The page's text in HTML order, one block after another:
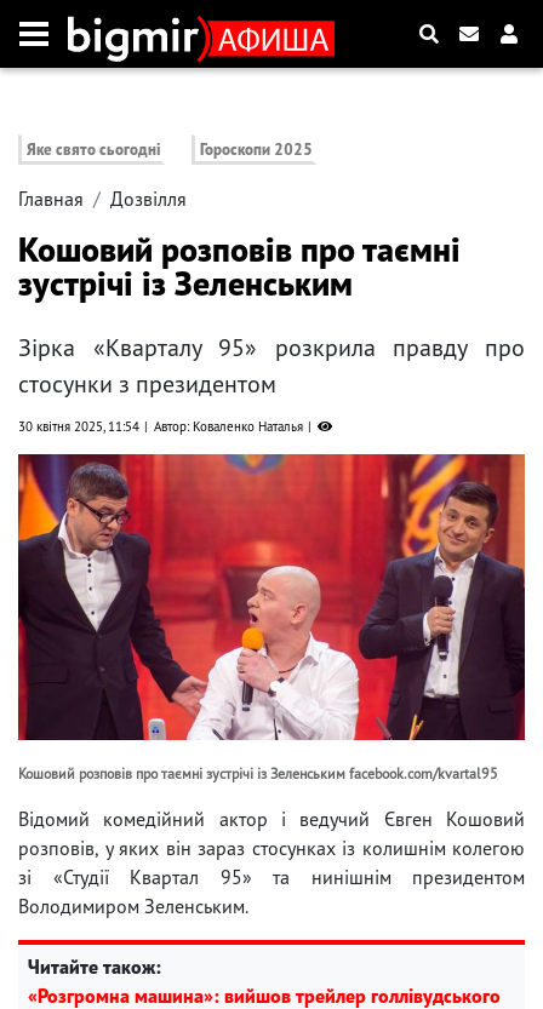
Яке свято сьогодні Гороскопи 2025
Главная Дозвілля
Кошовий розповів про таємні
зустрічі із Зеленським
Зірка «Кварталу 95» розкрила правду про
стосунки з президентом
30 квітня 2025, 11:54 Автор: Коваленко Наталья
Кошовий розповів про таємні зустрічі із Зеленським facebook.com/kvartal95
Відомий комедійний актор і ведучий Євген Кошовий
розповів, у яких він зараз стосунках із колишнім колегою
зі «Студії Квартал 95» та нинішнім президентом
Володимиром Зеленським.
Читайте також:
«Розгромна машина»: вийшов трейлер голлівудського